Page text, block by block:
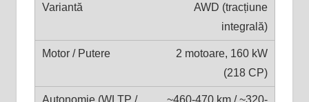
AWD (tracțiune
integrală)
2 motoare, 160 kW
(218 CP)
~460-470 km / ~320-